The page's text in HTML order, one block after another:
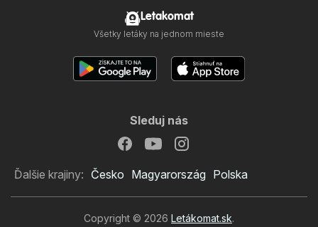
Letakomat
Všetky letáky na jednom mieste
Sleduj nás
Ďalšie krajiny: Česko Magyarország Polska
Copyright © 2026 Letákomat.sk.